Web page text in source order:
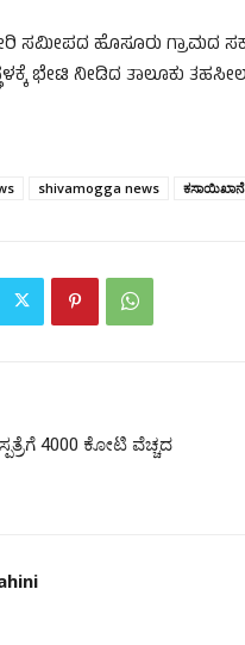
ಸಮೀಪದ ಹೊಸೂರು ಗ್ರಾಮದ
ಭೇಟಿ ನೀಡಿದ ತಾಲೂಕು
shivamogga news ಕಸಾಯಿಖಾನೆ
4000 ಕೋಟಿ ವೆಚ್ಚದ